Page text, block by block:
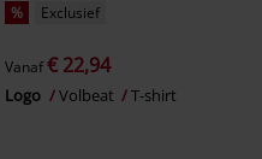
% Exclusief
Vanaf€ 22,94
Logo Volbeat T-shirt